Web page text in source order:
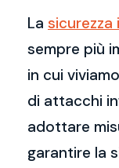
La
sempre più
in cui
di attacchi
adottare
garantire la